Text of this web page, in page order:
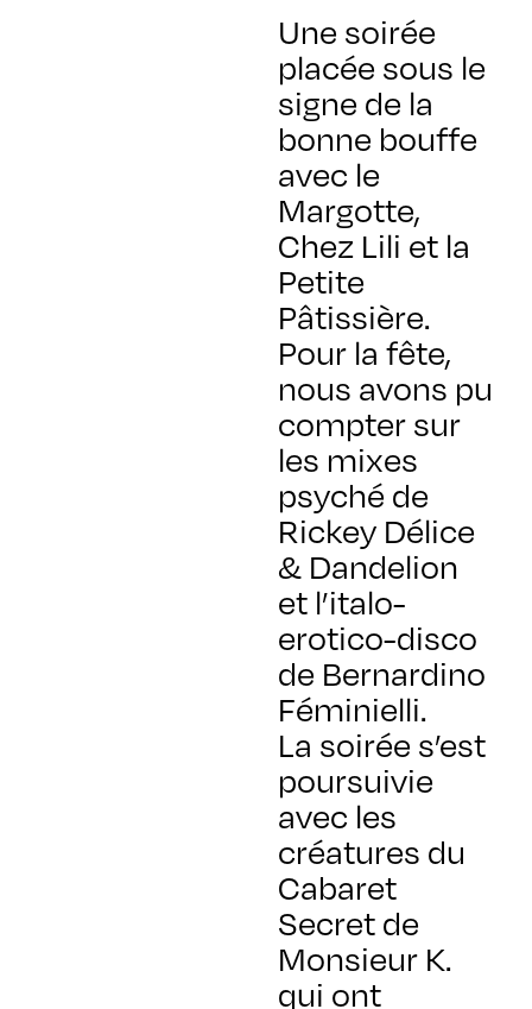
Une soirée
placée sous le
signe de la
bonne bouffe
avec le
Margotte,
Chez Lili et la
Petite
Pâtissière.
Pour la fête,
nous avons pu
compter sur
les mixes
psyché de
Rickey Délice
& Dandelion
et l’italo-
erotico-disco
de Bernardino
Féminielli.
La soirée s’est
poursuivie
avec les
créatures du
Cabaret
Secret de
Monsieur K.
qui ont